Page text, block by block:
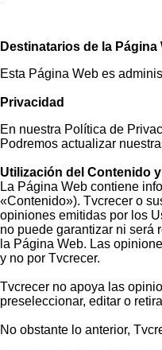
Destinatarios de la Página
Esta Página Web es
Privacidad
En nuestra Política de
Podremos actualizar
Utilización del Contenido
La Página Web contiene
«Contenido»). Tvcrecer o
opiniones emitidas por los
no puede garantizar ni será
la Página Web. Las
y no por Tvcrecer.
Tvcrecer no apoya las
preseleccionar, editar o
No obstante lo anterior,